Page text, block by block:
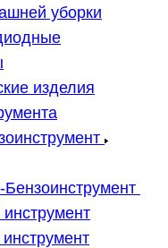
уборки
изделия